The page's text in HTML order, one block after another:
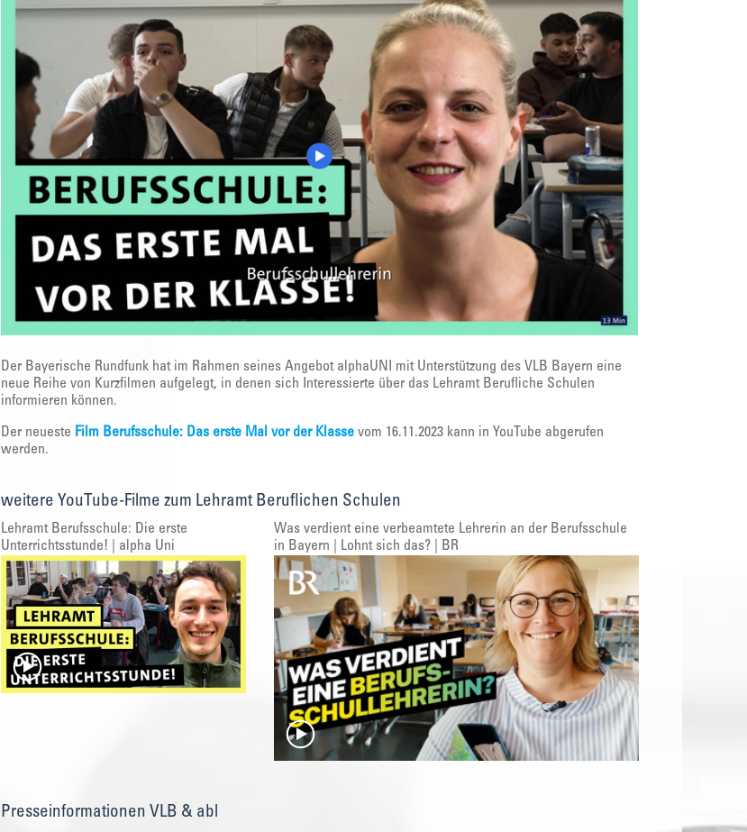
Der Bayerische Rundfunk hat im Rahmen seines Angebot alphaUNI mit Unterstützung des VLB Bayern eine
neue Reihe von Kurzfilmen aufgelegt, in denen sich Interessierte über das Lehramt Berufliche Schulen
informieren können.
Der neueste Film Berufsschule: Das erste Mal vor der Klasse vom 16.11.2023 kann in YouTube abgerufen
werden.
weitere YouTube-Filme zum Lehramt Beruflichen Schulen
Lehramt Berufsschule: Die erste
Unterrichtsstunde! | alpha Uni
Was verdient eine verbeamtete Lehrerin an der Berufsschule
in Bayern | Lohnt sich das? | BR
Presseinformationen VLB & abl